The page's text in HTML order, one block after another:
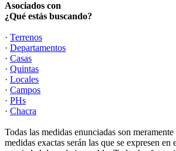
Asociados con
¿Qué estás buscando?
· Terrenos
· Departamentos
· Casas
· Quintas
· Locales
· Campos
· PHs
· Chacra
Todas las medidas enunciadas son
medidas exactas serán las que se expresen